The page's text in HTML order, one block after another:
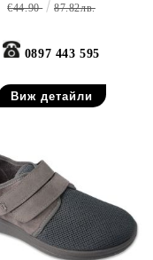
€44.90 87.82лв.
0897 443 595
Виж детайли